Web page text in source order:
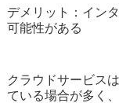
デメリット：イン
可能性がある
クラウドサービス
ている場合が多く